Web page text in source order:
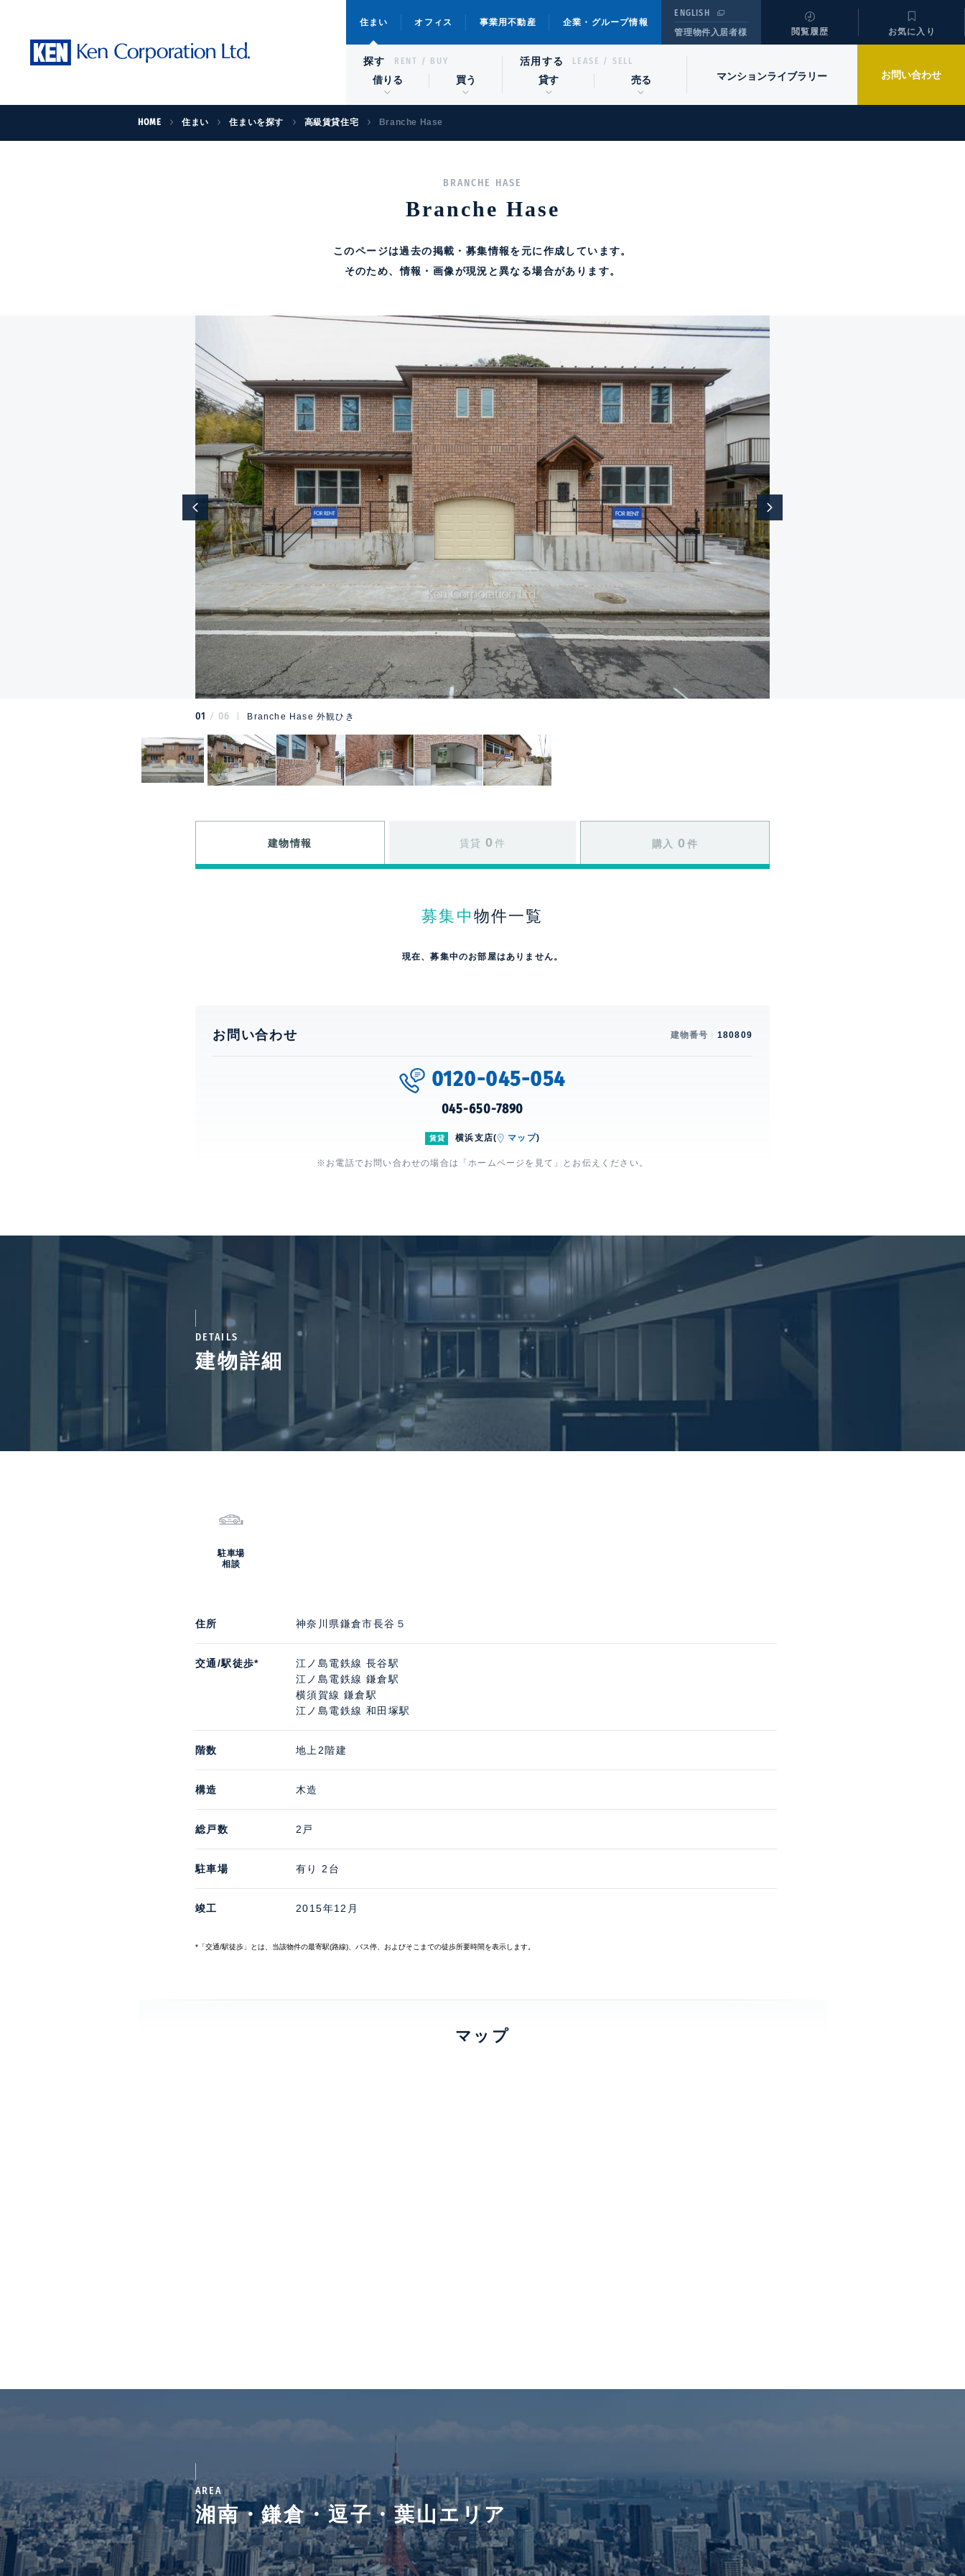
住まい オフィス 事業用不動産 企業・グループ情報
ENGLISH
管理物件入居者様
閲覧履歴 お気に入り
探す RENT / BUY
借りる 買う
活用する LEASE / SELL
貸す 売る マンションライブラリー お問い合わせ
HOME 住まい 住まいを探す 高級賃貸住宅 Branche Hase
BRANCHE HASE
Branche Hase
このページは過去の掲載・募集情報を元に作成しています。
そのため、情報・画像が現況と異なる場合があります。
01 06 Branche Hase 外観ひき
建物情報 賃貸 0 件 購入 0 件
募集中 物件一覧
現在、募集中のお部屋はありません。
お問い合わせ 建物番号 180809
0120-045-054
045-650-7890
賃貸 横浜支店( マップ)
※お電話でお問い合わせの場合は「ホームページを見て」とお伝えください。
DETAILS
建物詳細
駐車場
相談
住所 神奈川県鎌倉市長谷５
交通/駅徒歩*
江ノ島電鉄線 長谷駅
江ノ島電鉄線 鎌倉駅
横須賀線 鎌倉駅
江ノ島電鉄線 和田塚駅
階数 地上2階建
構造 木造
総戸数 2戸
駐車場 有り 2台
竣工 2015年12月
*「交通/駅徒歩」とは、当該物件の最寄駅(路線)、バス停、およびそこまでの徒歩所要時間を表示します。
マップ
AREA
湘南・鎌倉・逗子・葉山エリア